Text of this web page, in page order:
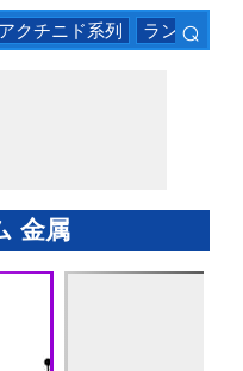
アクチニド系列 ランタニド
⌕
金属